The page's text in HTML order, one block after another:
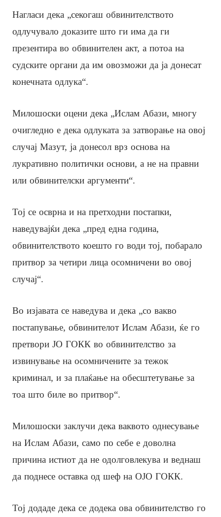
Нагласи дека „секогаш обвинителството
одлучувало доказите што ги има да ги
презентира во обвинителен акт, а потоа на
судските органи да им овозможи да ја донесат
конечната одлука“.
Милошоски оцени дека „Ислам Абази, многу
очигледно е дека одлуката за затворање на овој
случај Мазут, ја донесол врз основа на
лукративно политички основи, а не на правни
или обвинителски аргументи“.
Тој се осврна и на претходни постапки,
наведувајќи дека „пред една година,
обвинителството коешто го води тој, побарало
притвор за четири лица осомничени во овој
случај“.
Во изјавата се наведува и дека „со вакво
постапување, обвинителот Ислам Абази, ќе го
претвори ЈО ГОКК во обвинителство за
извинување на осомничените за тежок
криминал, и за плаќање на обесштетување за
тоа што биле во притвор“.
Милошоски заклучи дека ваквото однесување
на Ислам Абази, само по себе е доволна
причина истиот да не одолговлекува и веднаш
да поднесе оставка од шеф на ОЈО ГОКК.
Тој додаде дека се додека ова обвинителство го